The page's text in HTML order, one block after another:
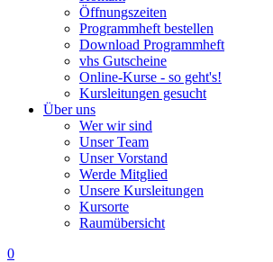
Öffnungszeiten
Programmheft bestellen
Download Programmheft
vhs Gutscheine
Online-Kurse - so geht's!
Kursleitungen gesucht
Über uns
Wer wir sind
Unser Team
Unser Vorstand
Werde Mitglied
Unsere Kursleitungen
Kursorte
Raumübersicht
0